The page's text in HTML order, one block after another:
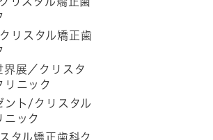
スタル矯正歯
界展／クリスタ
リニック
ント/クリスタル
ニック
タル矯正歯科ク